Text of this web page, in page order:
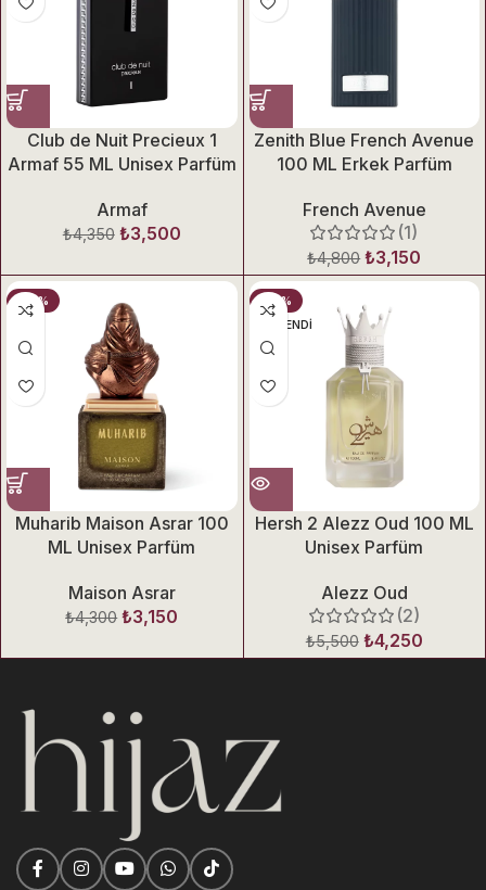
Club de Nuit Precieux 1
Armaf 55 ML Unisex Parfüm
Armaf
₺4,350 ₺3,500
Zenith Blue French Avenue
100 ML Erkek Parfüm
French Avenue
(1)
₺4,800 ₺3,150
-27%
Muharib Maison Asrar 100
ML Unisex Parfüm
Maison Asrar
₺4,300 ₺3,150
-23%
TÜKENDI
Hersh 2 Alezz Oud 100 ML
Unisex Parfüm
Alezz Oud
(2)
₺5,500 ₺4,250